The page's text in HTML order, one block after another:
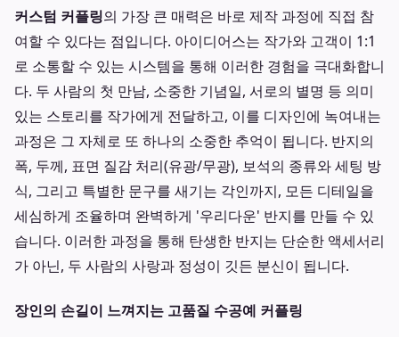
커스텀 커플링의 가장 큰 매력은 바로 제작 과정에 직접 참
여할 수 있다는 점입니다. 아이디어스는 작가와 고객이 1:1
로 소통할 수 있는 시스템을 통해 이러한 경험을 극대화합니
다. 두 사람의 첫 만남, 소중한 기념일, 서로의 별명 등 의미
있는 스토리를 작가에게 전달하고, 이를 디자인에 녹여내는
과정은 그 자체로 또 하나의 소중한 추억이 됩니다. 반지의
폭, 두께, 표면 질감 처리(유광/무광), 보석의 종류와 세팅 방
식, 그리고 특별한 문구를 새기는 각인까지, 모든 디테일을
세심하게 조율하며 완벽하게 '우리다운' 반지를 만들 수 있
습니다. 이러한 과정을 통해 탄생한 반지는 단순한 액세서리
가 아닌, 두 사람의 사랑과 정성이 깃든 분신이 됩니다.
장인의 손길이 느껴지는 고품질 수공예 커플링